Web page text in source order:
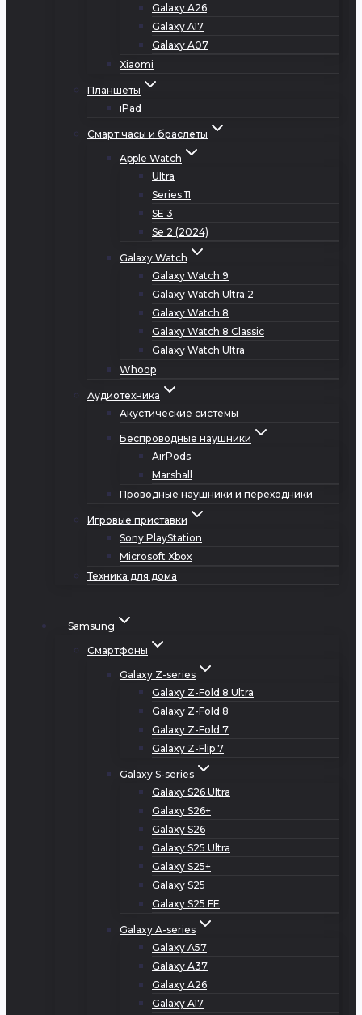
Galaxy A26
Galaxy A17
Galaxy A07
Xiaomi
Планшеты
iPad
Смарт часы и браслеты
Apple Watch
Ultra
Series 11
SE 3
Se 2 (2024)
Galaxy Watch
Galaxy Watch 9
Galaxy Watch Ultra 2
Galaxy Watch 8
Galaxy Watch 8 Classic
Galaxy Watch Ultra
Whoop
Аудиотехника
Акустические системы
Беспроводные наушники
AirPods
Marshall
Проводные наушники и переходники
Игровые приставки
Sony PlayStation
Microsoft Xbox
Техника для дома
Samsung
Смартфоны
Galaxy Z-series
Galaxy Z-Fold 8 Ultra
Galaxy Z-Fold 8
Galaxy Z-Fold 7
Galaxy Z-Flip 7
Galaxy S-series
Galaxy S26 Ultra
Galaxy S26+
Galaxy S26
Galaxy S25 Ultra
Galaxy S25+
Galaxy S25
Galaxy S25 FE
Galaxy A-series
Galaxy A57
Galaxy A37
Galaxy A26
Galaxy A17